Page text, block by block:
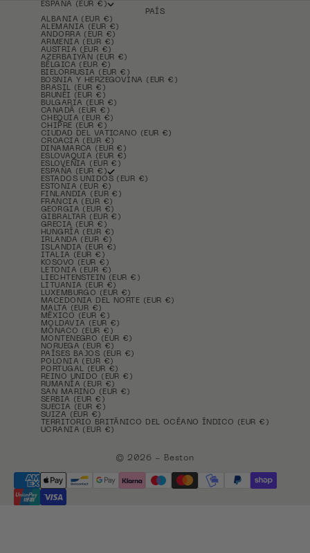
ESPAÑA (EUR €)
PAÍS
ALBANIA (EUR €)
ALEMANIA (EUR €)
ANDORRA (EUR €)
ARMENIA (EUR €)
AUSTRIA (EUR €)
AZERBAIYÁN (EUR €)
BÉLGICA (EUR €)
BIELORRUSIA (EUR €)
BOSNIA Y HERZEGOVINA (EUR €)
BRASIL (EUR €)
BRUNÉI (EUR €)
BULGARIA (EUR €)
CANADÁ (EUR €)
CHEQUIA (EUR €)
CHIPRE (EUR €)
CIUDAD DEL VATICANO (EUR €)
CROACIA (EUR €)
DINAMARCA (EUR €)
ESLOVAQUIA (EUR €)
ESLOVENIA (EUR €)
ESPAÑA (EUR €)
ESTADOS UNIDOS (EUR €)
ESTONIA (EUR €)
FINLANDIA (EUR €)
FRANCIA (EUR €)
GEORGIA (EUR €)
GIBRALTAR (EUR €)
GRECIA (EUR €)
HUNGRÍA (EUR €)
IRLANDA (EUR €)
ISLANDIA (EUR €)
ITALIA (EUR €)
KOSOVO (EUR €)
LETONIA (EUR €)
LIECHTENSTEIN (EUR €)
LITUANIA (EUR €)
LUXEMBURGO (EUR €)
MACEDONIA DEL NORTE (EUR €)
MALTA (EUR €)
MÉXICO (EUR €)
MOLDAVIA (EUR €)
MÓNACO (EUR €)
MONTENEGRO (EUR €)
NORUEGA (EUR €)
PAÍSES BAJOS (EUR €)
POLONIA (EUR €)
PORTUGAL (EUR €)
REINO UNIDO (EUR €)
RUMANÍA (EUR €)
SAN MARINO (EUR €)
SERBIA (EUR €)
SUECIA (EUR €)
SUIZA (EUR €)
TERRITORIO BRITÁNICO DEL OCÉANO ÍNDICO (EUR €)
UCRANIA (EUR €)
© 2026 - Beston